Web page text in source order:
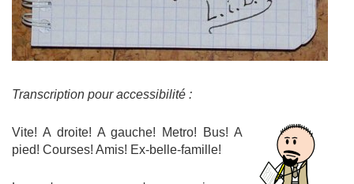
Transcription pour accessibilité :
Vite! A droite! A gauche! Metro! Bus! A
pied! Courses! Amis! Ex-belle-famille!